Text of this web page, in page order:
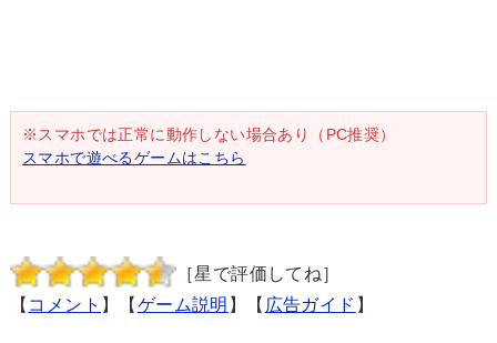
※スマホでは正常に動作しない場合あり（PC推奨）
スマホで遊べるゲームはこちら
［星で評価してね］
【 コメント 】【 ゲーム説明 】【 広告ガイド 】